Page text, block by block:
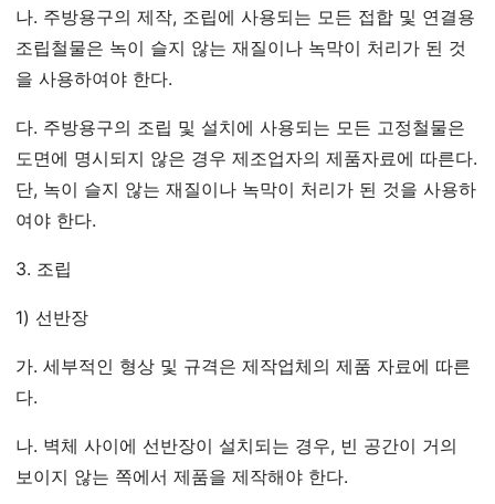
나. 주방용구의 제작, 조립에 사용되는 모든 접합 및 연결용
조립철물은 녹이 슬지 않는 재질이나 녹막이 처리가 된 것
을 사용하여야 한다.
다. 주방용구의 조립 및 설치에 사용되는 모든 고정철물은
도면에 명시되지 않은 경우 제조업자의 제품자료에 따른다.
단, 녹이 슬지 않는 재질이나 녹막이 처리가 된 것을 사용하
여야 한다.
3. 조립
1) 선반장
가. 세부적인 형상 및 규격은 제작업체의 제품 자료에 따른
다.
나. 벽체 사이에 선반장이 설치되는 경우, 빈 공간이 거의
보이지 않는 쪽에서 제품을 제작해야 한다.